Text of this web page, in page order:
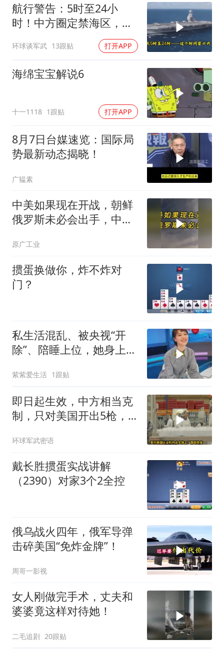
航行警告：5时至24小
时！中方圈定禁海区，美
航母紧急后撤，黄岩岛主
权已定
环球谈军武 13跟贴 打开APP
海绵宝宝解说6
十一1118 1跟贴 打开APP
8月7日台媒速览：国际局
势最新动态揭晓！
广韫素
中美如果现在开战，朝鲜
俄罗斯未必会出手，中国
原广工业
掼蛋换做你，炸不炸对
门？
私生活混乱、被央视“开
除”、陪睡上位，她身上哪
紫紫爱生活 1跟贴
即日起生效，中方相当克
制，只对美国开出5枪，
环球军武密语
戴长胜掼蛋实战讲解
（2390）对家3个2全控
俄乌战火四年，俄军导弹
击碎美国“免炸金牌”！
周哥一影视
女人刚做完手术，丈夫和
婆婆竟这样对待她！
二毛追剧 20跟贴